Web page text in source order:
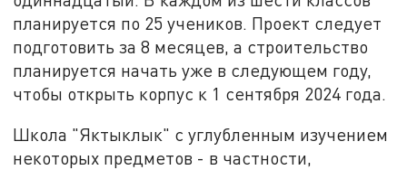
планируется по 25 учеников. Проект следует
подготовить за 8 месяцев, а строительство
планируется начать уже в следующем году,
чтобы открыть корпус к 1 сентября 2024 года.
Школа "Яктыклык" с углубленным изучением
некоторых предметов - в частности,